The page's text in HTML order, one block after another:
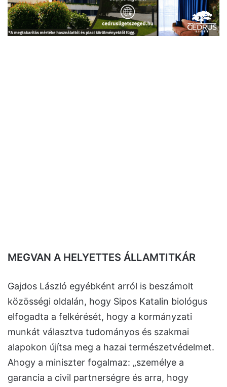
MEGVAN A HELYETTES ÁLLAMTITKÁR
Gajdos László egyébként arról is beszámolt
közösségi oldalán, hogy Sipos Katalin biológus
elfogadta a felkérését, hogy a kormányzati
munkát választva tudományos és szakmai
alapokon újítsa meg a hazai természetvédelmet.
Ahogy a miniszter fogalmaz: „személye a
garancia a civil partnerségre és arra, hogy